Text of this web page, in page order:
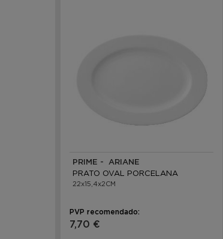
PRIME - ARIANE
PRATO OVAL PORCELANA
22x15,4x2CM
PVP recomendado:
7,70 €